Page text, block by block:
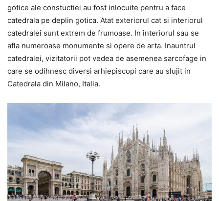
gotice ale constuctiei au fost inlocuite pentru a face
catedrala pe deplin gotica. Atat exteriorul cat si interiorul
catedralei sunt extrem de frumoase. In interiorul sau se
afla numeroase monumente si opere de arta. Inauntrul
catedralei, vizitatorii pot vedea de asemenea sarcofage in
care se odihnesc diversi arhiepiscopi care au slujit in
Catedrala din Milano, Italia.